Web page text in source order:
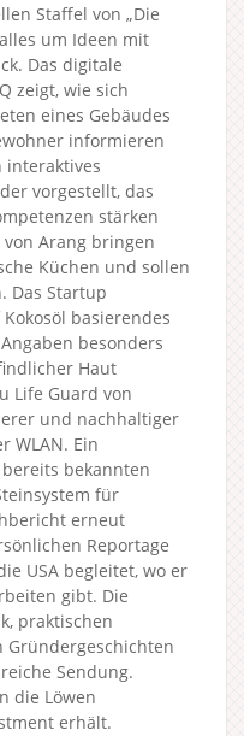
Staffel von „Die
um Ideen mit
Das digitale
zeigt, wie sich
eines Gebäudes
informieren
interaktives
vorgestellt, das
stärken
Arang bringen
Küchen und sollen
Das Startup
basierendes
besonders
Haut
Life Guard von
und nachhaltiger
WLAN. Ein
bekannten
für
erneut
Reportage
USA begleitet, wo er
gibt. Die
praktischen
Sendung.
die Löwen
erhält.